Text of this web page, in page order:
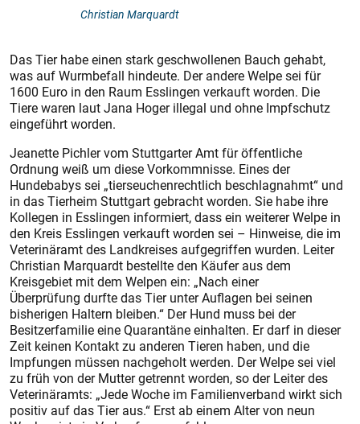
Christian Marquardt
Das Tier habe einen stark geschwollenen Bauch gehabt,
was auf Wurmbefall hindeute. Der andere Welpe sei für
1600 Euro in den Raum Esslingen verkauft worden. Die
Tiere waren laut Jana Hoger illegal und ohne Impfschutz
eingeführt worden.
Jeanette Pichler vom Stuttgarter Amt für öffentliche
Ordnung weiß um diese Vorkommnisse. Eines der
Hundebabys sei „tierseuchenrechtlich beschlagnahmt“ und
in das Tierheim Stuttgart gebracht worden. Sie habe ihre
Kollegen in Esslingen informiert, dass ein weiterer Welpe in
den Kreis Esslingen verkauft worden sei – Hinweise, die im
Veterinäramt des Landkreises aufgegriffen wurden. Leiter
Christian Marquardt bestellte den Käufer aus dem
Kreisgebiet mit dem Welpen ein: „Nach einer
Überprüfung durfte das Tier unter Auflagen bei seinen
bisherigen Haltern bleiben.“ Der Hund muss bei der
Besitzerfamilie eine Quarantäne einhalten. Er darf in dieser
Zeit keinen Kontakt zu anderen Tieren haben, und die
Impfungen müssen nachgeholt werden. Der Welpe sei viel
zu früh von der Mutter getrennt worden, so der Leiter des
Veterinäramts: „Jede Woche im Familienverband wirkt sich
positiv auf das Tier aus.“ Erst ab einem Alter von neun